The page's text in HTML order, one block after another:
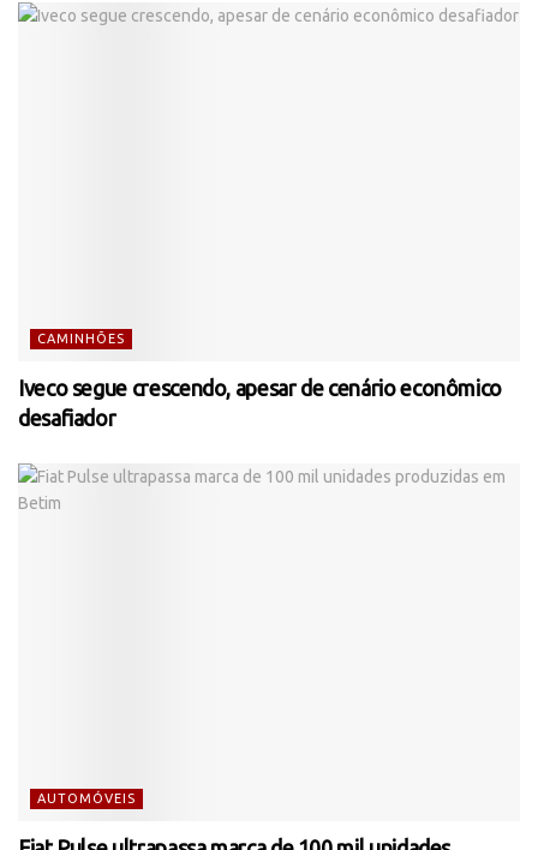
CAMINHÕES
Iveco segue crescendo, apesar de cenário econômico
desafiador
AUTOMÓVEIS